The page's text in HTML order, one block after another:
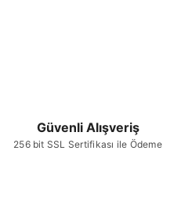
Güvenli Alışveriş
256 bit SSL Sertifikası ile Ödeme